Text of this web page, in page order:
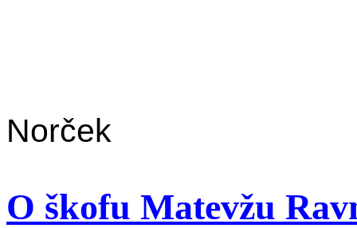
Norček
O škofu Matevžu